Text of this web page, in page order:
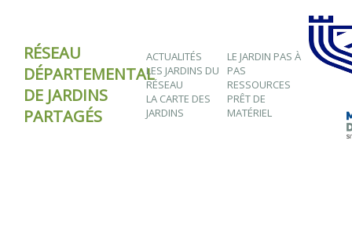
RÉSEAU
DÉPARTEMENTAL
DE JARDINS
PARTAGÉS
ACTUALITÉS
LES JARDINS DU
RÉSEAU
LA CARTE DES
JARDINS
LE JARDIN PAS À
PAS
RESSOURCES
PRÊT DE
MATÉRIEL